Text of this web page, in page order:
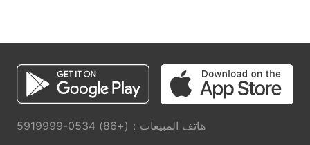
هاتف المبيعات：(+86) 0534-5919999